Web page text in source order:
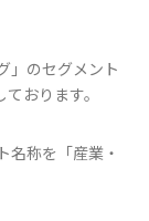
」のセグメント
おります。
名称を「産業・